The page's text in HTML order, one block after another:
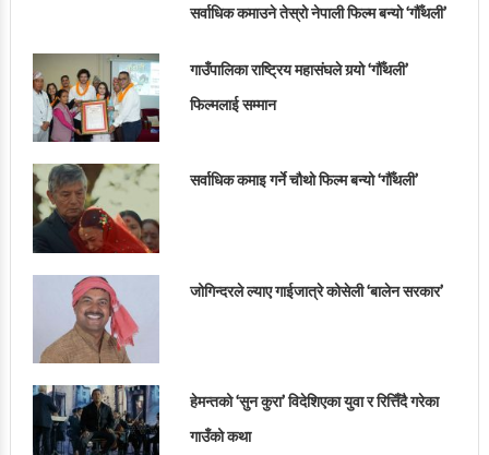
सर्वाधिक कमाउने तेस्रो नेपाली फिल्म बन्यो ‘गौँथली’
गाउँपालिका राष्ट्रिय महासंघले गर्‍यो ‘गौँथली’
फिल्मलाई सम्मान
सर्वाधिक कमाइ गर्ने चौथो फिल्म बन्यो ‘गौँथली’
जोगिन्दरले ल्याए गाईजात्रे कोसेली ‘बालेन सरकार’
हेमन्तको ‘सुन कुरा’ विदेशिएका युवा र रित्तिँदै गरेका
गाउँको कथा